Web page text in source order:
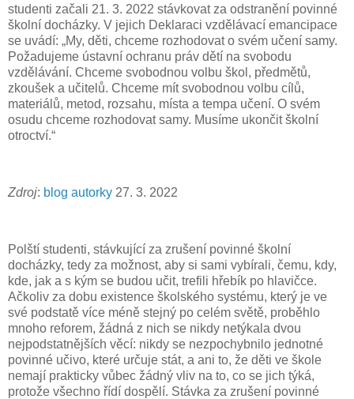
studenti začali 21. 3. 2022 stávkovat za odstranění povinné
školní docházky. V jejich Deklaraci vzdělávací emancipace
se uvádí: „My, děti, chceme rozhodovat o svém učení samy.
Požadujeme ústavní ochranu práv dětí na svobodu
vzdělávání. Chceme svobodnou volbu škol, předmětů,
zkoušek a učitelů. Chceme mít svobodnou volbu cílů,
materiálů, metod, rozsahu, místa a tempa učení. O svém
osudu chceme rozhodovat samy. Musíme ukončit školní
otroctví.“
Zdroj: blog autorky 27. 3. 2022
Polští studenti, stávkující za zrušení povinné školní
docházky, tedy za možnost, aby si sami vybírali, čemu, kdy,
kde, jak a s kým se budou učit, trefili hřebík po hlavičce.
Ačkoliv za dobu existence školského systému, který je ve
své podstatě více méně stejný po celém světě, proběhlo
mnoho reforem, žádná z nich se nikdy netýkala dvou
nejpodstatnějších věcí: nikdy se nezpochybnilo jednotné
povinné učivo, které určuje stát, a ani to, že děti ve škole
nemají prakticky vůbec žádný vliv na to, co se jich týká,
protože všechno řídí dospělí. Stávka za zrušení povinné